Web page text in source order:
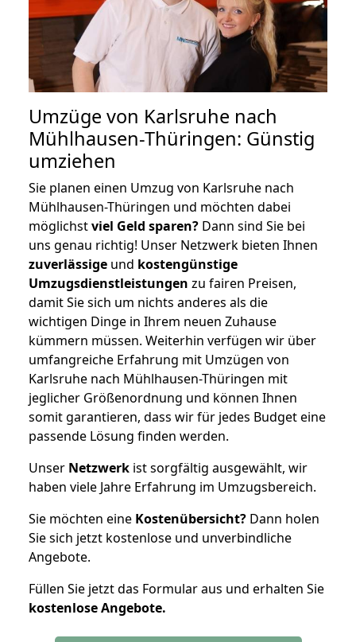
Umzüge von Karlsruhe nach
Mühlhausen-Thüringen: Günstig
umziehen
Sie planen einen Umzug von Karlsruhe nach
Mühlhausen-Thüringen und möchten dabei
möglichstviel Geld sparen? Dann sind Sie bei
uns genau richtig! Unser Netzwerk bieten Ihnen
zuverlässige und kostengünstige
Umzugsdienstleistungen zu fairen Preisen,
damit Sie sich um nichts anderes als die
wichtigen Dinge in Ihrem neuen Zuhause
kümmern müssen. Weiterhin verfügen wir über
umfangreiche Erfahrung mit Umzügen von
Karlsruhe nach Mühlhausen-Thüringen mit
jeglicher Größenordnung und können Ihnen
somit garantieren, dass wir für jedes Budget eine
passende Lösung finden werden.
Unser Netzwerk ist sorgfältig ausgewählt, wir
haben viele Jahre Erfahrung im Umzugsbereich.
Sie möchten eine Kostenübersicht? Dann holen
Sie sich jetzt kostenlose und unverbindliche
Angebote.
Füllen Sie jetzt das Formular aus und erhalten Sie
kostenloseAngebote.